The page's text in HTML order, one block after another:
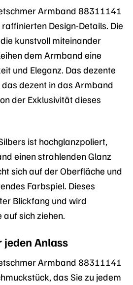
Armband 88311141
Design-Details. Die
kunstvoll miteinander
dem Armband eine
und Eleganz. Das dezente
das dezent in das Armband
der Exklusivität dieses
ist hochglanzpoliert,
einen strahlenden Glanz
sich auf der Oberfläche und
Farbspiel. Dieses
Blickfang und wird
sich ziehen.
jeden Anlass
Armband 88311141
das Sie zu jedem